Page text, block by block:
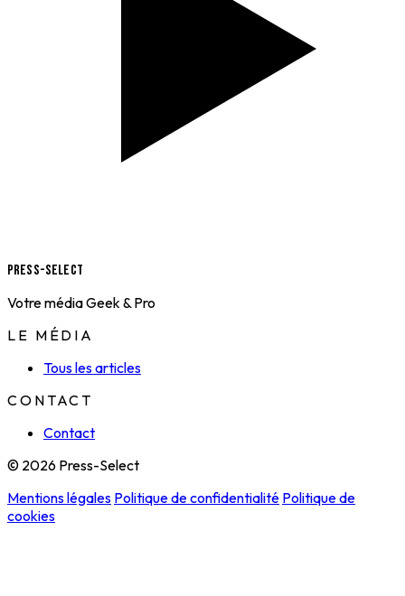
Press-Select
Votre média Geek & Pro
LE MÉDIA
Tous les articles
CONTACT
Contact
© 2026 Press-Select
Mentions légales Politique de confidentialité Politique de
cookies